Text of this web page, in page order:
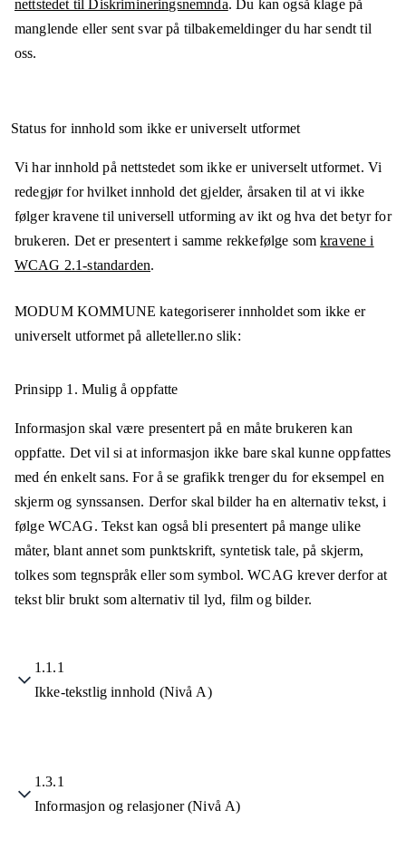
nettstedet til Diskrimineringsnemnda. Du kan også klage på
manglende eller sent svar på tilbakemeldinger du har sendt til
oss.
Status for innhold som ikke er universelt utformet
Vi har innhold på nettstedet som ikke er universelt utformet. Vi
redegjør for hvilket innhold det gjelder, årsaken til at vi ikke
følger kravene til universell utforming av ikt og hva det betyr for
brukeren. Det er presentert i samme rekkefølge somkravene i
WCAG 2.1-standarden.
MODUM KOMMUNE kategoriserer innholdet som ikke er
universelt utformet på alleteller.noslik:
Prinsipp 1. Mulig å oppfatte
Informasjon skal være presentert på en måte brukeren kan
oppfatte. Det vil si at informasjon ikke bare skal kunne oppfattes
med én enkelt sans. For å se grafikk trenger du for eksempel en
skjerm og synssansen. Derfor skal bilder ha en alternativ tekst, i
følge WCAG. Tekst kan også bli presentert på mange ulike
måter, blant annet som punktskrift, syntetisk tale, på skjerm,
tolkes som tegnspråk eller som symbol. WCAG krever derfor at
tekst blir brukt som alternativ til lyd, film og bilder.
1.1.1
Ikke-tekstlig innhold (Nivå A)
1.3.1
Informasjon og relasjoner (Nivå A)